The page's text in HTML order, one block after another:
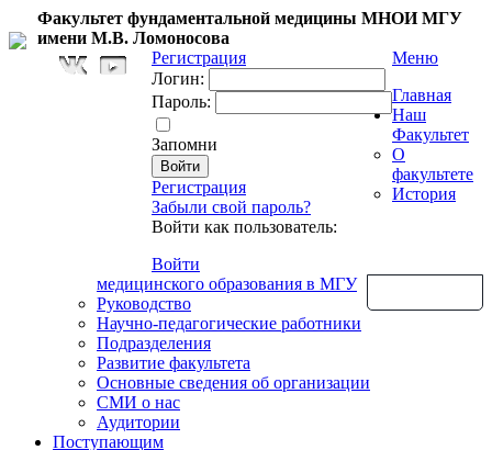
Факультет фундаментальной медицины МНОИ МГУ
имени М.В. Ломоносова
Регистрация
Логин:
Пароль:
Запомни
Регистрация
Забыли свой пароль?
Войти как пользователь:
Войти
Меню
Главная
Наш
Факультет
О
факультете
История
медицинского образования в МГУ
Руководство
Научно-педагогические работники
Подразделения
Развитие факультета
Основные сведения об организации
СМИ о нас
Аудитории
Поступающим